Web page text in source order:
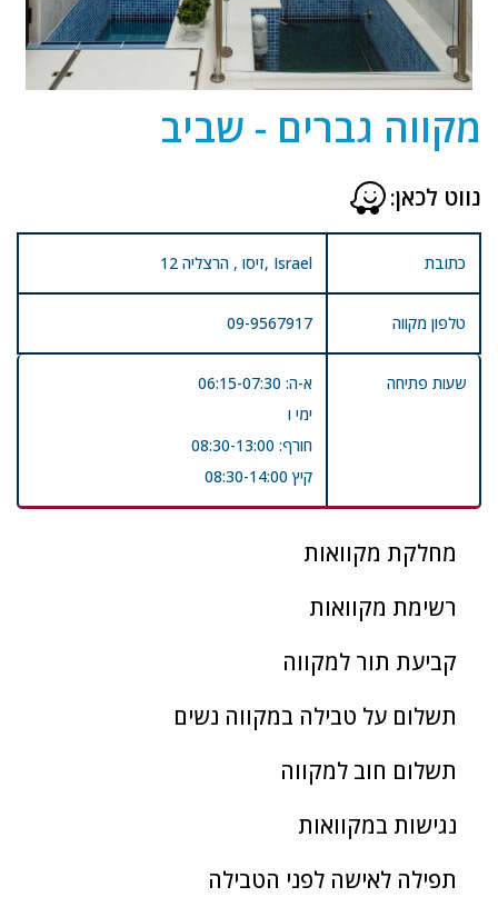
מחלקת מקוואות
רשימת מקוואות
קביעת תור למקווה
תשלום על טבילה במקווה נשים
תשלום חוב למקווה
נגישות במקוואות
תפילה לאישה לפני הטבילה
מקווה גברים - שביב
נווט לכאן:
כתובת 12 זיסו , הרצליה, Israel
טלפון מקווה 09-9567917
שעות פתיחה
א-ה: 06:15-07:30
ימי ו
חורף: 08:30-13:00
קיץ 08:30-14:00